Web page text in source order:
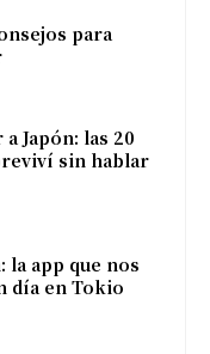
para
Japón: las 20
sin hablar
la app que nos
día en Tokio